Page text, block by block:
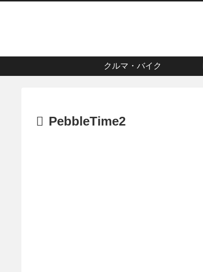
クルマ・バイク
PebbleTime2